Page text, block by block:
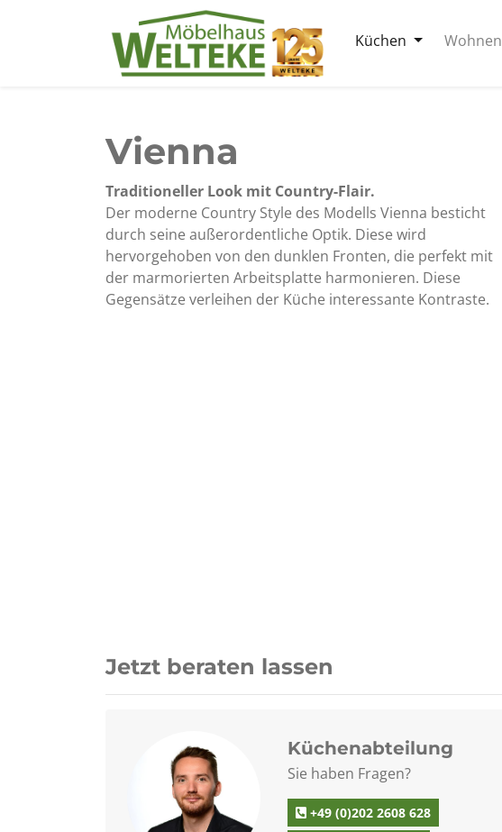
Küchen Wohnen
Vienna
Traditioneller Look mit Country-Flair.
Der moderne Country Style des Modells Vienna besticht
durch seine außerordentliche Optik. Diese wird
hervorgehoben von den dunklen Fronten, die perfekt mit
der marmorierten Arbeitsplatte harmonieren. Diese
Gegensätze verleihen der Küche interessante Kontraste.
Jetzt beraten lassen
Küchenabteilung
Sie haben Fragen?
+49 (0)202 2608 628